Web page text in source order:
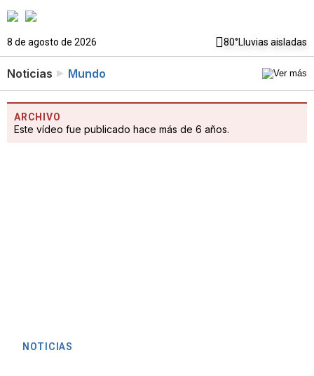
8 de agosto de 2026 80°Lluvias aisladas
Noticias Mundo
ARCHIVO
Este vídeo fue publicado hace más de 6 años.
NOTICIAS